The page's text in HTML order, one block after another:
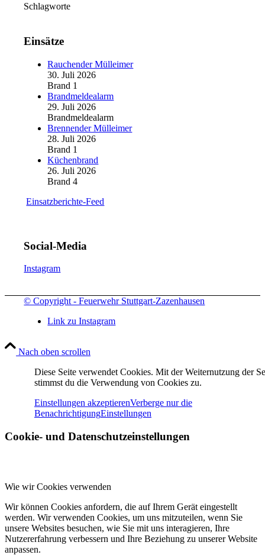
Schlagworte
Einsätze
Rauchender Mülleimer
30. Juli 2026
Brand 1
Brandmeldealarm
29. Juli 2026
Brandmeldealarm
Brennender Mülleimer
28. Juli 2026
Brand 1
Küchenbrand
26. Juli 2026
Brand 4
Einsatzberichte-Feed
Social-Media
Instagram
© Copyright - Feuerwehr Stuttgart-Zazenhausen
Link zu Instagram
Nach oben scrollen
Diese Seite verwendet Cookies. Mit der Weiternutzung der
stimmst du die Verwendung von Cookies zu.
Einstellungen akzeptierenVerberge nur die
BenachrichtigungEinstellungen
Cookie- und Datenschutzeinstellungen
Wie wir Cookies verwenden
Wir können Cookies anfordern, die auf Ihrem Gerät eingestellt
werden. Wir verwenden Cookies, um uns mitzuteilen, wenn Sie
unsere Websites besuchen, wie Sie mit uns interagieren, Ihre
Nutzererfahrung verbessern und Ihre Beziehung zu unserer Website
anpassen.